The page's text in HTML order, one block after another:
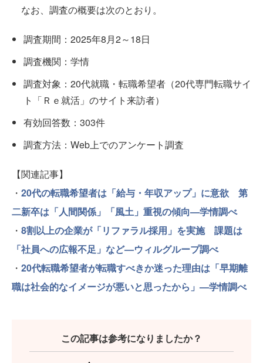
なお、調査の概要は次のとおり。
調査期間：2025年8月2～18日
調査機関：学情
調査対象：20代就職・転職希望者（20代専門転職サイ
ト「Ｒｅ就活」のサイト来訪者）
有効回答数：303件
調査方法：Web上でのアンケート調査
【関連記事】
・ 20代の転職希望者は「給与・年収アップ」に意欲 第
二新卒は「人間関係」「風土」重視の傾向—学情調べ
・ 8割以上の企業が「リファラル採用」を実施 課題は
「社員への広報不足」など—ウィルグループ調べ
・ 20代転職希望者が転職すべきか迷った理由は「早期離
職は社会的なイメージが悪いと思ったから」—学情調べ
この記事は参考になりましたか？